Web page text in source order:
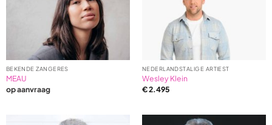
BEKENDE ZANGERES
MEAU
op aanvraag
NEDERLANDSTALIGE ARTIEST
Wesley Klein
€2.495